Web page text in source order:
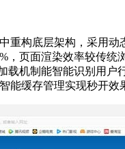
重构底层架构，采用动
，页面渲染效率较传统
载机制能智能识别用户
能缓存管理实现秒开效